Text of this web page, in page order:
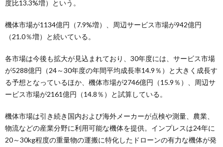
度比13.3%増）という。
機体市場が1134億円（7.9%増）、周辺サービス市場が942億円
（21.0％増）と続いている。
各市場は今後も拡大が見込まれており、30年度には、サービス市場
が5288億円（24～30年度の年間平均成長率14.9％）と大きく成長す
る予想となっているほか、機体市場が2746億円（15.9％）、周辺サ
ービス市場が2161億円（14.8％）と試算している。
機体市場は引き続き国内および海外メーカーが点検や測量、農業、
物流などの産業分野に利用可能な機体を提供。インプレスは24年に
20～30kg程度の重量物の運搬に特化したドローンの有力な機体が発